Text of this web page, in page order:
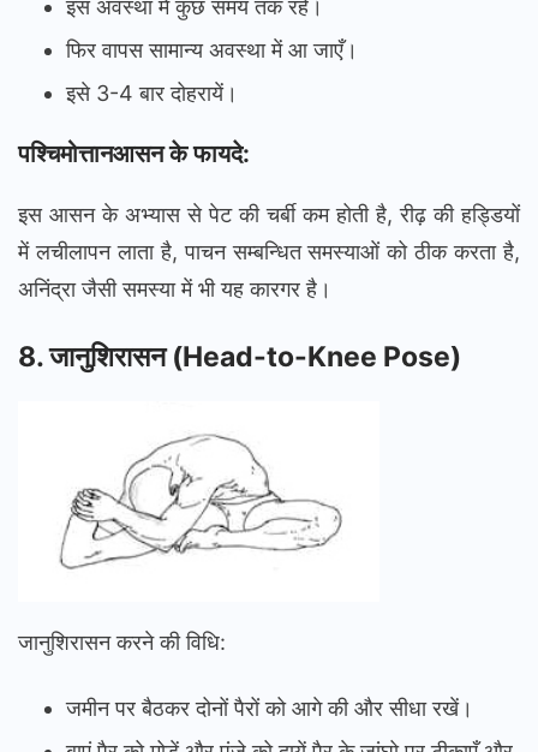
इस अवस्था में कुछ समय तक रहें।
फिर वापस सामान्य अवस्था में आ जाएँ।
इसे 3-4 बार दोहरायें।
पश्चिमोत्तानआसन के फायदे:
इस आसन के अभ्यास से पेट की चर्बी कम होती है, रीढ़ की हड्डियों
में लचीलापन लाता है, पाचन सम्बन्धित समस्याओं को ठीक करता है,
अनिंद्रा जैसी समस्या में भी यह कारगर है।
8.जानुशिरासन(Head-to-Knee Pose)
जानुशिरासन करने की विधि:
जमीन पर बैठकर दोनों पैरों को आगे की और सीधा रखें।